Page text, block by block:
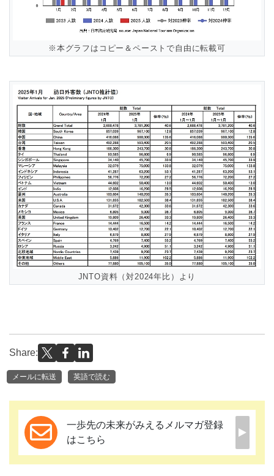
※本グラフはコピー＆ペーストで自由に転載可
JNTO資料（対2024年比）より
Share:
メールに転送 英語で読む
一歩先の未来がみえるメルマガ登録
はこちら